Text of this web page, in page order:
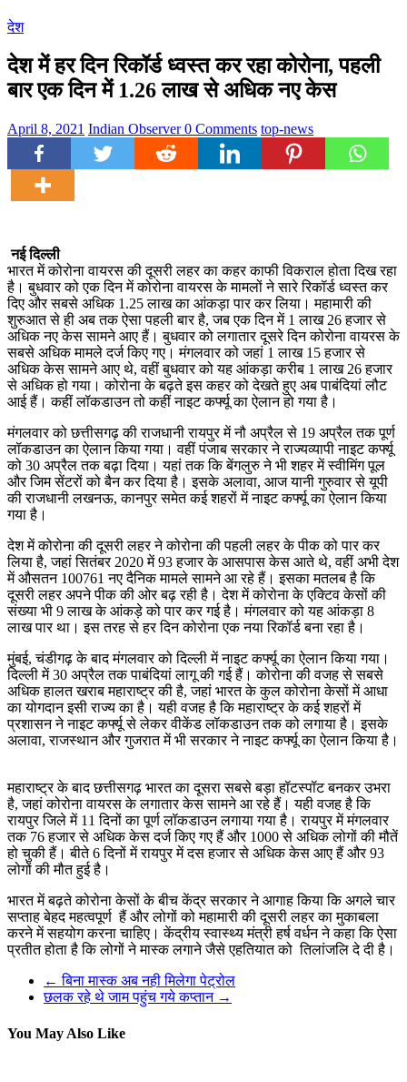
देश
देश में हर दिन रिकॉर्ड ध्वस्त कर रहा कोरोना, पहली
बार एक दिन में 1.26 लाख से अधिक नए केस
April 8, 2021 Indian Observer0 Comments top-news
नई दिल्ली
भारत में कोरोना वायरस की दूसरी लहर का कहर काफी विकराल होता दिख रहा
है। बुधवार को एक दिन में कोरोना वायरस के मामलों ने सारे रिकॉर्ड ध्वस्त कर
दिए और सबसे अधिक 1.25 लाख का आंकड़ा पार कर लिया। महामारी की
शुरुआत से ही अब तक ऐसा पहली बार है, जब एक दिन में 1 लाख 26 हजार से
अधिक नए केस सामने आए हैं। बुधवार को लगातार दूसरे दिन कोरोना वायरस के
सबसे अधिक मामले दर्ज किए गए। मंगलवार को जहां 1 लाख 15 हजार से
अधिक केस सामने आए थे, वहीं बुधवार को यह आंकड़ा करीब 1 लाख 26 हजार
से अधिक हो गया। कोरोना के बढ़ते इस कहर को देखते हुए अब पाबंदियां लौट
आई हैं। कहीं लॉकडाउन तो कहीं नाइट कर्फ्यू का ऐलान हो गया है।
मंगलवार को छत्तीसगढ़ की राजधानी रायपुर में नौ अप्रैल से 19 अप्रैल तक पूर्ण
लॉकडाउन का ऐलान किया गया। वहीं पंजाब सरकार ने राज्यव्यापी नाइट कर्फ्यू
को 30 अप्रैल तक बढ़ा दिया। यहां तक कि बेंगलुरु ने भी शहर में स्वीमिंग पूल
और जिम सेंटरों को बैन कर दिया है। इसके अलावा, आज यानी गुरुवार से यूपी
की राजधानी लखनऊ, कानपुर समेत कई शहरों में नाइट कर्फ्यू का ऐलान किया
गया है।
देश में कोरोना की दूसरी लहर ने कोरोना की पहली लहर के पीक को पार कर
लिया है, जहां सितंबर 2020 में 93 हजार के आसपास केस आते थे, वहीं अभी देश
में औसतन 100761 नए दैनिक मामले सामने आ रहे हैं। इसका मतलब है कि
दूसरी लहर अपने पीक की ओर बढ़ रही है। देश में कोरोना के एक्टिव केसों की
संख्या भी 9 लाख के आंकड़े को पार कर गई है। मंगलवार को यह आंकड़ा 8
लाख पार था। इस तरह से हर दिन कोरोना एक नया रिकॉर्ड बना रहा है।
मुंबई, चंडीगढ़ के बाद मंगलवार को दिल्ली में नाइट कर्फ्यू का ऐलान किया गया।
दिल्ली में 30 अप्रैल तक पाबंदियां लागू की गई हैं। कोरोना की वजह से सबसे
अधिक हालत खराब महाराष्ट्र की है, जहां भारत के कुल कोरोना केसों में आधा
का योगदान इसी राज्य का है। यही वजह है कि महाराष्ट्र के कई शहरों में
प्रशासन ने नाइट कर्फ्यू से लेकर वीकेंड लॉकडाउन तक को लगाया है। इसके
अलावा, राजस्थान और गुजरात में भी सरकार ने नाइट कर्फ्यू का ऐलान किया है।
महाराष्ट्र के बाद छत्तीसगढ़ भारत का दूसरा सबसे बड़ा हॉटस्पॉट बनकर उभरा
है, जहां कोरोना वायरस के लगातार केस सामने आ रहे हैं। यही वजह है कि
रायपुर जिले में 11 दिनों का पूर्ण लॉकडाउन लगाया गया है। रायपुर में मंगलवार
तक 76 हजार से अधिक केस दर्ज किए गए हैं और 1000 से अधिक लोगों की मौतें
हो चुकी हैं। बीते 6 दिनों में रायपुर में दस हजार से अधिक केस आए हैं और 93
लोगों की मौत हुई है।
भारत में बढ़ते कोरोना केसों के बीच केंद्र सरकार ने आगाह किया कि अगले चार
सप्ताह बेहद महत्वपूर्ण हैं और लोगों को महामारी की दूसरी लहर का मुकाबला
करने में सहयोग करना चाहिए। केंद्रीय स्वास्थ्य मंत्री हर्ष वर्धन ने कहा कि ऐसा
प्रतीत होता है कि लोगों ने मास्क लगाने जैसे एहतियात को तिलांजलि दे दी है।
← बिना मास्क अब नही मिलेगा पेट्रोल
छलक रहे थे जाम पहुंच गये कप्तान →
You May Also Like